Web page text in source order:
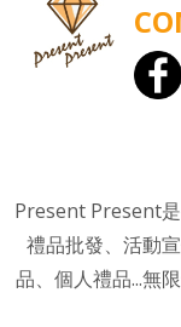
Present Present
禮品批發、活動
品、個人禮品...無